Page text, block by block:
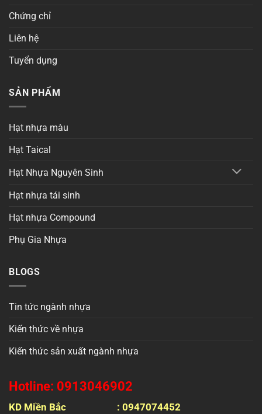
Chứng chỉ
Liên hệ
Tuyển dụng
SẢN PHẨM
Hạt nhựa màu
Hạt Taical
Hạt Nhựa Nguyên Sinh
Hạt nhựa tái sinh
Hạt nhựa Compound
Phụ Gia Nhựa
BLOGS
Tin tức ngành nhựa
Kiến thức về nhựa
Kiến thức sản xuất ngành nhựa
Hotline: 0913046902
KD Miền Bắc
: 0947074452